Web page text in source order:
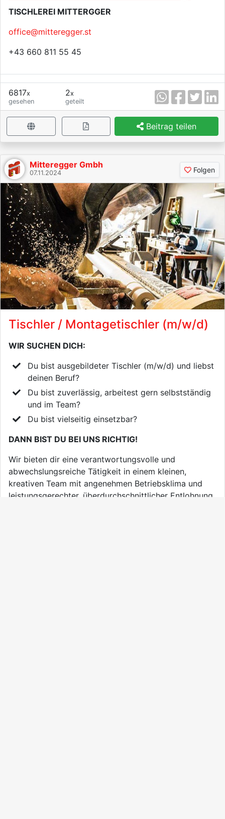
TISCHLEREI MITTERGGER
office@mitteregger.st
+43 660 811 55 45
6817x
gesehen
2x
geteilt
Beitrag teilen
Mitteregger Gmbh
07.11.2024 Folgen
Tischler / Montagetischler (m/w/d)
WIR SUCHEN DICH:
Du bist ausgebildeter Tischler (m/w/d) und liebst
deinen Beruf?
Du bist zuverlässig, arbeitest gern selbstständig
und im Team?
Du bist vielseitig einsetzbar?
DANN BIST DU BEI UNS RICHTIG!
Wir bieten dir eine verantwortungsvolle und
abwechslungsreiche Tätigkeit in einem kleinen,
kreativen Team mit angenehmen Betriebsklima und
leistungsgerechter, überdurchschnittlicher Entlohnung.